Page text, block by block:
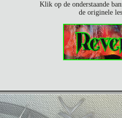
Klik op de onderstaande
de originele